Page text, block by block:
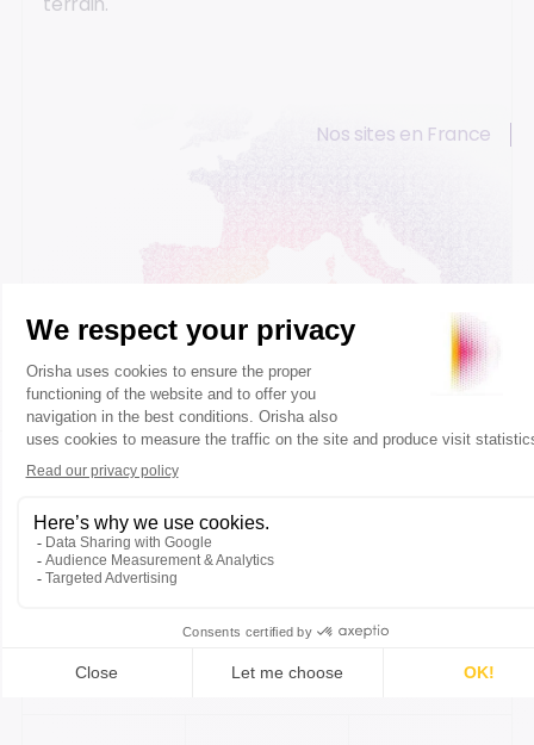
Nos sites en France
CaenParis
Bordeaux
Votre demande concerne autre chose ?
Accédez directement aux pages les plus